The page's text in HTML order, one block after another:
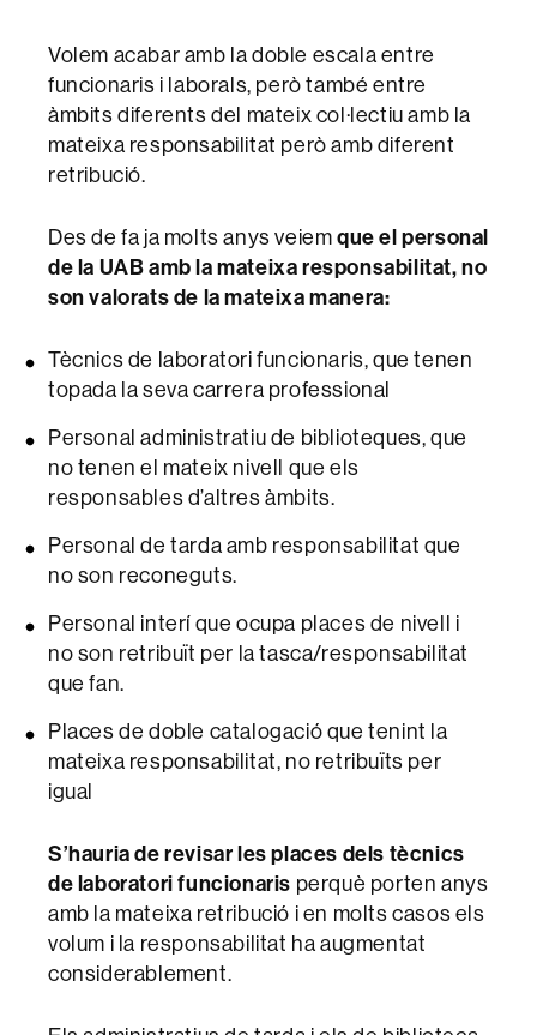
Volem acabar amb la doble escala entre
funcionaris i laborals, però també entre
àmbits diferents del mateix col·lectiu amb la
mateixa responsabilitat però amb diferent
retribució.
Des de fa ja molts anys veiem que el personal
de la UAB amb la mateixa responsabilitat, no
son valorats de la mateixa manera:
Tècnics de laboratori funcionaris, que tenen
topada la seva carrera professional
Personal administratiu de biblioteques, que
no tenen el mateix nivell que els
responsables d’altres àmbits.
Personal de tarda amb responsabilitat que
no son reconeguts.
Personal interí que ocupa places de nivell i
no son retribuït per la tasca/responsabilitat
que fan.
Places de doble catalogació que tenint la
mateixa responsabilitat, no retribuïts per
igual
S’hauria de revisar les places dels tècnics
de laboratori funcionaris perquè porten anys
amb la mateixa retribució i en molts casos els
volum i la responsabilitat ha augmentat
considerablement.